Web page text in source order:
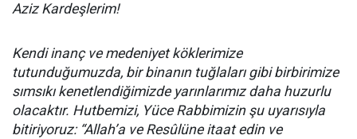
Aziz Kardeşlerim!
Kendi inanç ve medeniyet köklerimize
tutunduğumuzda, bir binanın tuğlaları gibi birbirimize
sımsıkı kenetlendiğimizde yarınlarımız daha huzurlu
olacaktır. Hutbemizi, Yüce Rabbimizin şu uyarısıyla
bitiriyoruz: “Allah’a ve Resûlüne itaat edin ve